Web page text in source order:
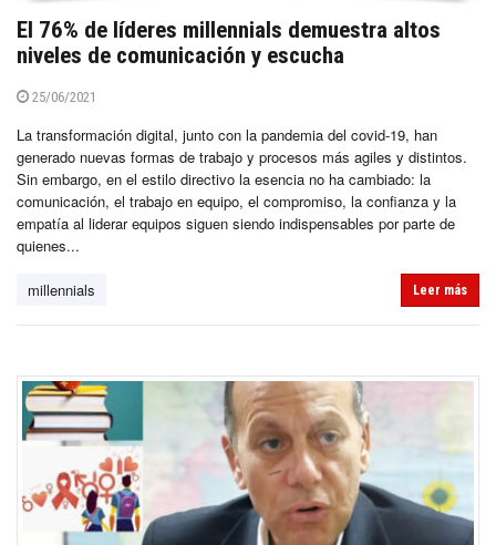
El 76% de líderes millennials demuestra altos
niveles de comunicación y escucha
25/06/2021
La transformación digital, junto con la pandemia del covid-19, han
generado nuevas formas de trabajo y procesos más agiles y distintos.
Sin embargo, en el estilo directivo la esencia no ha cambiado: la
comunicación, el trabajo en equipo, el compromiso, la confianza y la
empatía al liderar equipos siguen siendo indispensables por parte de
quienes...
millennials Leer más